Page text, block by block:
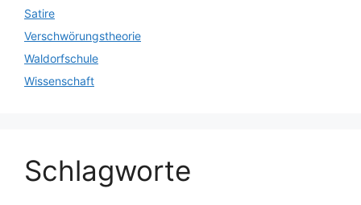
Satire
Verschwörungstheorie
Waldorfschule
Wissenschaft
Schlagworte